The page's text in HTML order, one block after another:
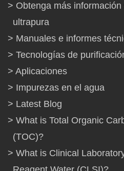
Obtenga más
ultrapura
Manuales e informes
Tecnologías de
Aplicaciones
Impurezas en el agua
Latest Blog
What is Total Organic
(TOC)?
What is Clinical